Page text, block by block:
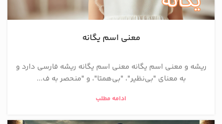
معنی اسم یگانه
ریشه و معنی اسم یگانه معنی اسم یگانه ریشه فارسی دارد و
به معنای "بی‌نظیر"، "بی‌همتا"، و "منحصر به ف...
ادامه مطلب